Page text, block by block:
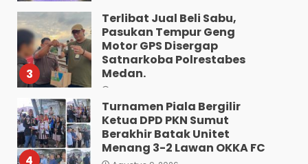
3
Terlibat Jual Beli Sabu,
Pasukan Tempur Geng
Motor GPS Disergap
Satnarkoba Polrestabes
Medan.
4
Turnamen Piala Bergilir
Ketua DPD PKN Sumut
Berakhir Batak Unitet
Menang 3-2 Lawan OKKA FC